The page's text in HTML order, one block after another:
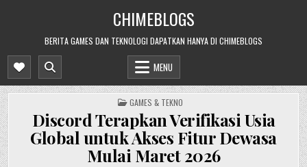
CHIMEBLOGS
BERITA GAMES DAN TEKNOLOGI DAPATKAN HANYA DI CHIMEBLOGS
MENU
POSTED
IN
GAMES & TEKNO
Discord Terapkan Verifikasi Usia
Global untuk Akses Fitur Dewasa
Mulai Maret 2026